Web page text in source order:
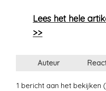
Lees het hele
>>
Auteur
1 bericht aan het bekijken